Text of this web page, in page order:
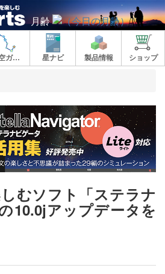
月齢
星空ガイド 星ナビ 製品情報 ショップ
むソフト「ステラナ
10.0jアップデータを